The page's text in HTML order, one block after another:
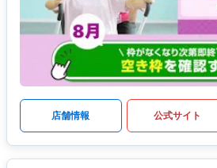
店舗情報 公式サイト